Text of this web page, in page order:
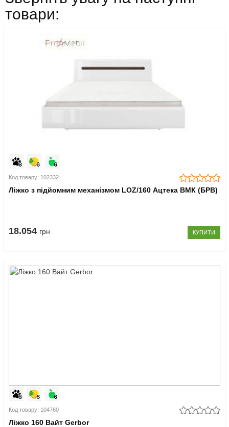
товари:
Код товару: 102332
Ліжко з підйомним механізмом LOZ/160 Ацтека ВМК (БРВ)
18.054 грн КУПИТИ
Код товару: 104760
Ліжко 160 Вайт Gerbor